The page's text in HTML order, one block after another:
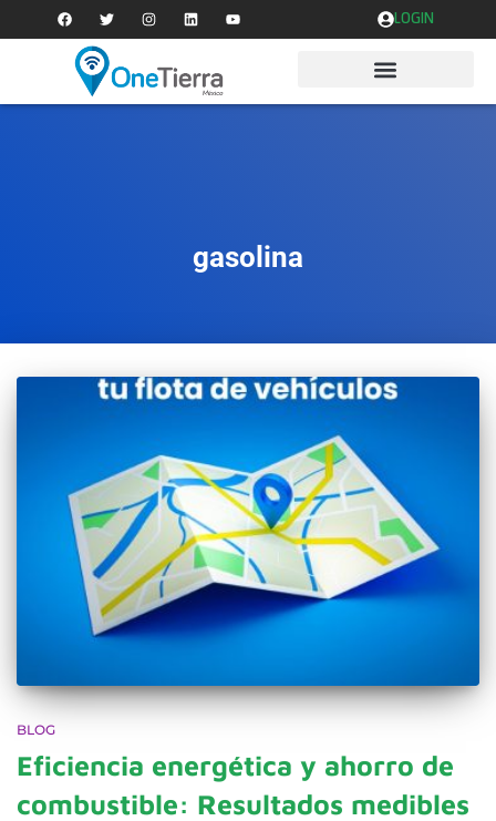
LOGIN
gasolina
BLOG
Eficiencia energética y ahorro de
combustible: Resultados medibles